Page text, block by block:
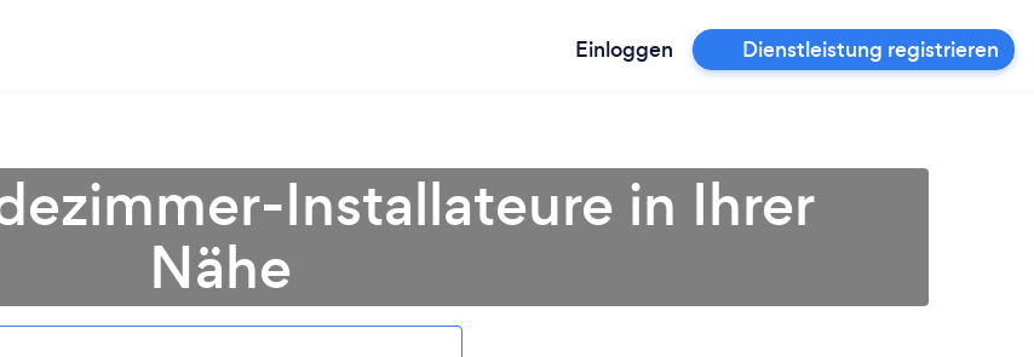
Einloggen Dienstleistung registrieren
Installateure in Ihrer
Nähe